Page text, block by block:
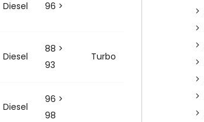
Diesel 96 >
Diesel
88 >
93
Turbo
Diesel
96 >
98